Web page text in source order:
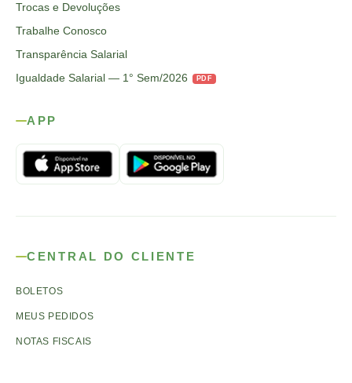
Trocas e Devoluções
Trabalhe Conosco
Transparência Salarial
Igualdade Salarial — 1° Sem/2026
PDF
APP
CENTRAL DO CLIENTE
BOLETOS
MEUS PEDIDOS
NOTAS FISCAIS